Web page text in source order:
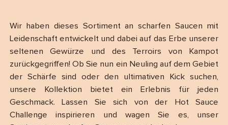
Wir haben dieses Sortiment an scharfen Saucen mit
Leidenschaft entwickelt und dabei auf das Erbe unserer
seltenen Gewürze und des Terroirs von Kampot
zurückgegriffen! Ob Sie nun ein Neuling auf dem Gebiet
der Schärfe sind oder den ultimativen Kick suchen,
unsere Kollektion bietet ein Erlebnis für jeden
Geschmack. Lassen Sie sich von der Hot Sauce
Challenge inspirieren und wagen Sie es, unser